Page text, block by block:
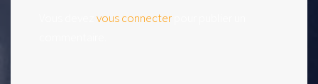
vous connecter